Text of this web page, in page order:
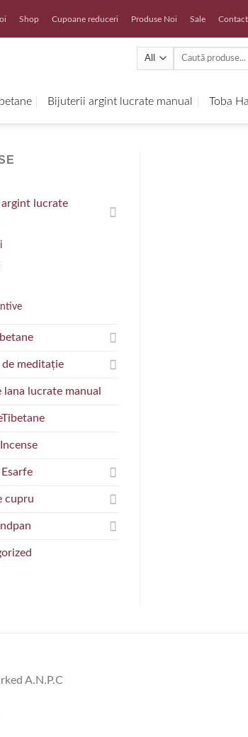
Shop Cupoane reduceri Produse Noi Sale Contact
Search
Bijuterii argint lucrate manual Toba
lucrate
meditație
lana lucrate manual
cupru
A.N.P.C